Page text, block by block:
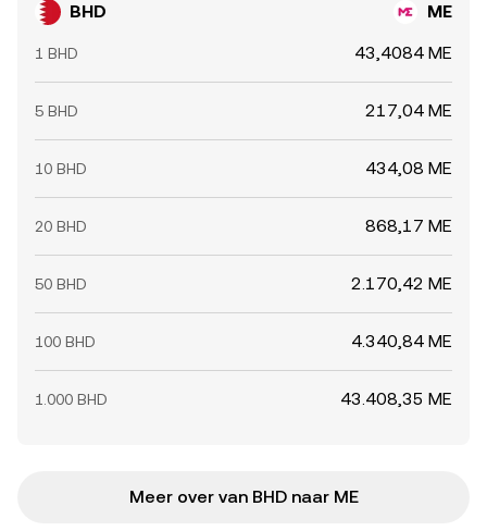
BHD ME
1 BHD 43,4084 ME
5 BHD 217,04 ME
10 BHD 434,08 ME
20 BHD 868,17 ME
50 BHD 2.170,42 ME
100 BHD 4.340,84 ME
1.000 BHD 43.408,35 ME
Meer over van BHD naar ME